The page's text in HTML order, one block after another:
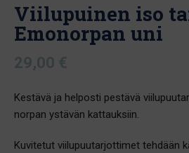
Viilupuinen iso
Emonorpan uni
29,00 €
Kestävä ja helposti pestävä
norpan ystävän kattauksiin.
Kuvitetut viilupuutarjottimet tehdään